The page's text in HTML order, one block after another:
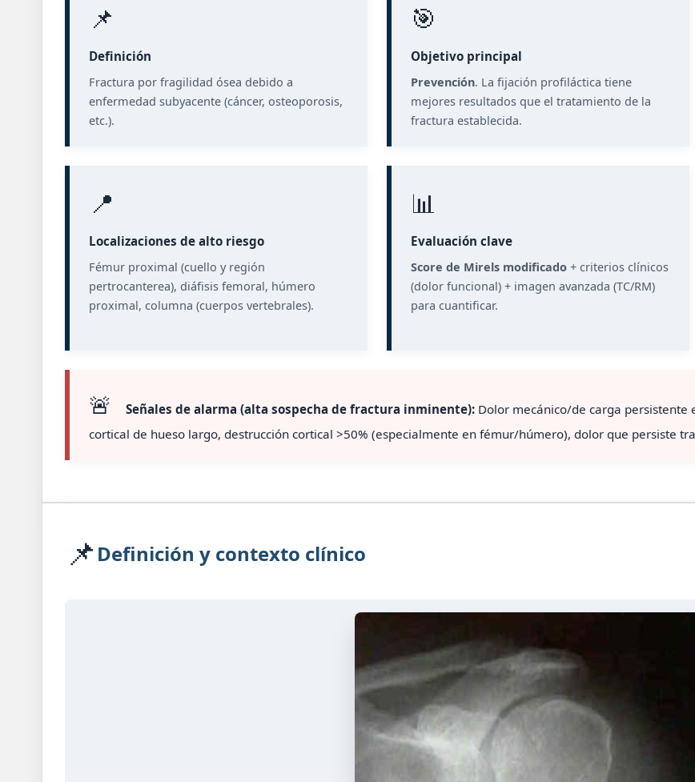
📌
Definición
Fractura por fragilidad ósea debido a
enfermedad subyacente (cáncer, osteoporosis,
etc.).
🎯
Objetivo principal
Prevención. La fijación profiláctica tiene
mejores resultados que el tratamiento de la
fractura establecida.
📍
Localizaciones de alto riesgo
Fémur proximal (cuello y región
pertrocanterea), diáfisis femoral, húmero
proximal, columna (cuerpos vertebrales).
📊
Evaluación clave
Score de Mirels modificado + criterios clínicos
(dolor funcional) + imagen avanzada (TC/RM)
para cuantificar.
🚨 Señales de alarma (alta sospecha de fractura inminente):Dolor mecánico/de carga persistente
cortical de hueso largo, destrucción cortical >50% (especialmente en fémur/húmero), dolor que persiste
📌 Definición y contexto clínico